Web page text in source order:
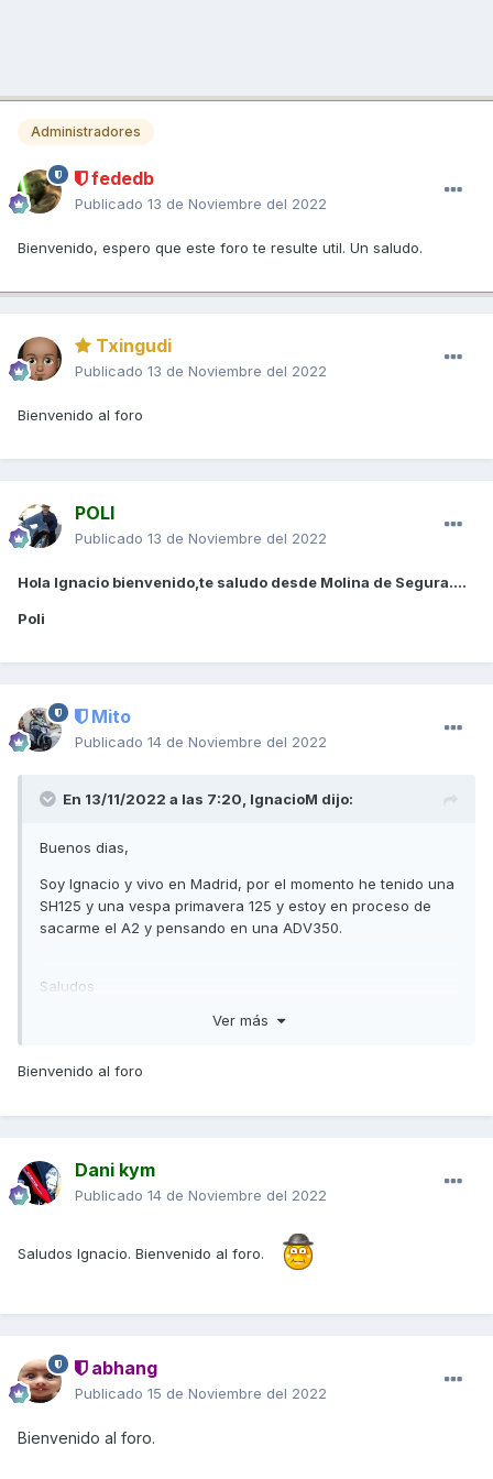
Administradores
fededb
Publicado 13 de Noviembre del 2022
Bienvenido, espero que este foro te resulte util. Un saludo.
Txingudi
Publicado 13 de Noviembre del 2022
Bienvenido al foro
POLI
Publicado 13 de Noviembre del 2022
Hola Ignacio bienvenido,te saludo desde Molina de Segura....
Poli
Mito
Publicado 14 de Noviembre del 2022
En 13/11/2022 a las 7:20, IgnacioM dijo:
Buenos dias,
Soy Ignacio y vivo en Madrid, por el momento he tenido una
SH125 y una vespa primavera 125 y estoy en proceso de
sacarme el A2 y pensando en una ADV350.
Saludos
Ver más
Bienvenido al foro
Dani kym
Publicado 14 de Noviembre del 2022
Saludos Ignacio. Bienvenido al foro.
abhang
Publicado 15 de Noviembre del 2022
Bienvenido al foro.